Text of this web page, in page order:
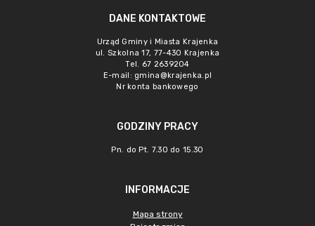
DANE KONTAKTOWE
Urząd Gminy i Miasta Krajenka
ul. Szkolna 17, 77-430 Krajenka
Tel. 67 2639204
E-mail: gmina@krajenka.pl
Nr konta bankowego
GODZINY PRACY
Pn. do Pt. 7.30 do 15.30
INFORMACJE
Mapa strony